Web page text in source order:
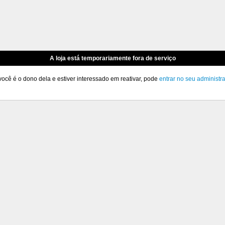
A loja está temporariamente fora de serviço
é o dono dela e estiver interessado em reativar, pode entrar no seu